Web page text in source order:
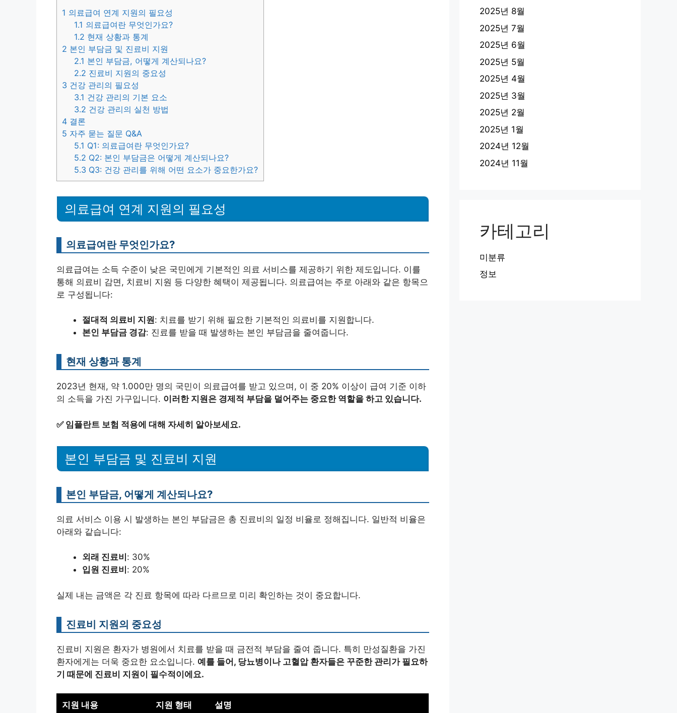
1 의료급여 연계 지원의 필요성
1.1 의료급여란 무엇인가요?
1.2 현재 상황과 통계
2 본인 부담금 및 진료비 지원
2.1 본인 부담금, 어떻게 계산되나요?
2.2 진료비 지원의 중요성
3 건강 관리의 필요성
3.1 건강 관리의 기본 요소
3.2 건강 관리의 실천 방법
4 결론
5 자주 묻는 질문 Q&A
5.1 Q1: 의료급여란 무엇인가요?
5.2 Q2: 본인 부담금은 어떻게 계산되나요?
5.3 Q3: 건강 관리를 위해 어떤 요소가 중요한가요?
의료급여 연계 지원의 필요성
의료급여란 무엇인가요?
의료급여는 소득 수준이 낮은 국민에게 기본적인 의료 서비스를 제공하기 위한 제도입니다. 이를
통해 의료비 감면, 치료비 지원 등 다양한 혜택이 제공됩니다. 의료급여는 주로 아래와 같은 항목으
로 구성됩니다:
절대적 의료비 지원: 치료를 받기 위해 필요한 기본적인 의료비를 지원합니다.
본인 부담금 경감: 진료를 받을 때 발생하는 본인 부담금을 줄여줍니다.
현재 상황과 통계
2023년 현재, 약 1.000만 명의 국민이 의료급여를 받고 있으며, 이 중 20% 이상이 급여 기준 이하
의 소득을 가진 가구입니다. 이러한 지원은 경제적 부담을 덜어주는 중요한 역할을 하고 있습니다.
✅ 임플란트 보험 적용에 대해 자세히 알아보세요.
본인 부담금 및 진료비 지원
본인 부담금, 어떻게 계산되나요?
의료 서비스 이용 시 발생하는 본인 부담금은 총 진료비의 일정 비율로 정해집니다. 일반적 비율은
아래와 같습니다:
외래 진료비 : 30%
입원 진료비 : 20%
실제 내는 금액은 각 진료 항목에 따라 다르므로 미리 확인하는 것이 중요합니다.
진료비 지원의 중요성
진료비 지원은 환자가 병원에서 치료를 받을 때 금전적 부담을 줄여 줍니다. 특히 만성질환을 가진
환자에게는 더욱 중요한 요소입니다. 예를 들어, 당뇨병이나 고혈압 환자들은 꾸준한 관리가 필요하
기 때문에 진료비 지원이 필수적이에요.
지원 내용 지원 형태 설명
2025년 8월
2025년 7월
2025년 6월
2025년 5월
2025년 4월
2025년 3월
2025년 2월
2025년 1월
2024년 12월
2024년 11월
카테고리
미분류
정보